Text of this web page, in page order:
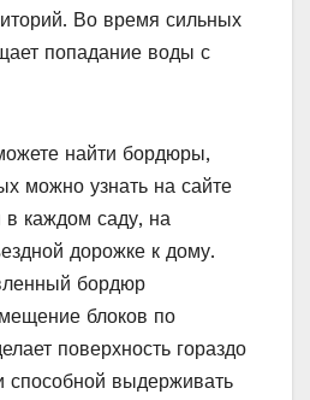
Во время сильных
попадание воды с
найти бордюры,
можно узнать на сайте
в каждом саду, на
дорожке к дому.
бордюр
блоков по
поверхность гораздо
способной выдерживать